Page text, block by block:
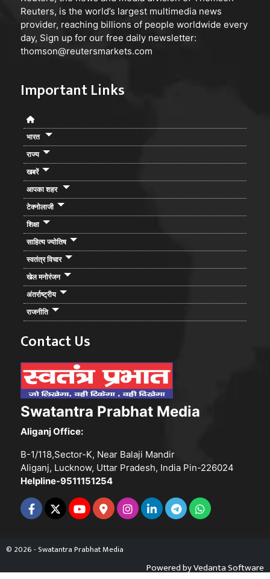
Reuters, is the world’s largest multimedia news
provider, reaching billions of people worldwide every
day, Sign up for our free daily newsletter:
thomson@reutersmarkets.com
Important Links
भारत
राज्य
खबरें
आपका शहर
टेक्नोलाजी
शिक्षा
साहित्य ज्योतिष
स्वतंत्र विचार
खेल मनोरंजन
अंतर्राष्ट्रीय
राजनीति
Contact Us
Swatantra Prabhat Media
Aliganj Office:
B-1/118,Sector-K, Near Balaji Mandir
Aliganj, Lucknow, Uttar Pradesh, India Pin-226024
Helpline-9511151254
© 2026 - Swatantra Prabhat Media
Powered byVedanta Software